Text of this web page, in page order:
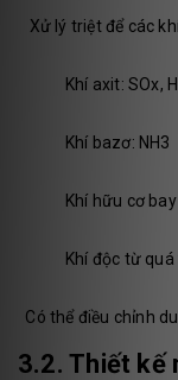
Xử lý triệt để các
Khí axit: SOx,
Khí bazơ: NH3
Khí hữu cơ
Khí độc từ
Có thể điều chỉnh
3.2. Thiết kế